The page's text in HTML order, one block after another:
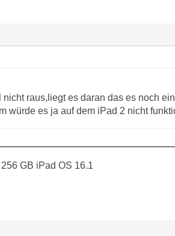
raus,liegt es daran das es noch
würde es ja auf dem iPad 2 nicht
GB iPad OS 16.1